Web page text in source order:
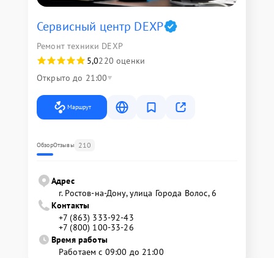
Сервисный центр DEXP
Ремонт техники DEXP
5,0220 оценки
Открыто до 21:00
Маршрут
ОбзорОтзывы 210
Адрес
г. Ростов-на-Дону, улица Города Волос, 6
Контакты
+7 (863) 333-92-43
+7 (800) 100-33-26
Время работы
Работаем с 09:00 до 21:00